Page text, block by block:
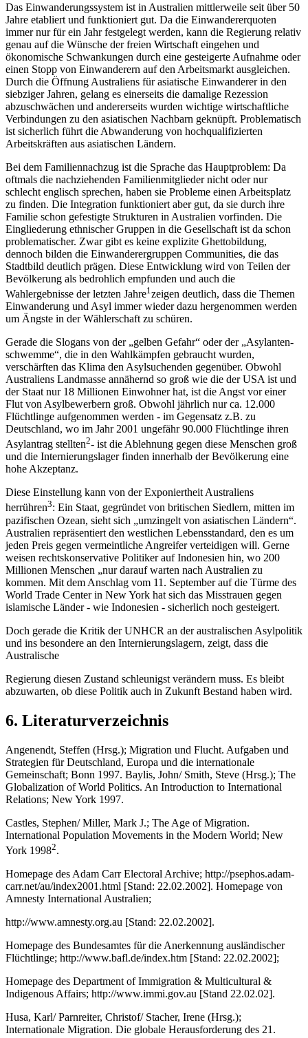
Das Einwanderungssystem ist in Australien mittlerweile seit über 50
Jahre etabliert und funktioniert gut. Da die Einwandererquoten
immer nur für ein Jahr festgelegt werden, kann die Regierung relativ
genau auf die Wünsche der freien Wirtschaft eingehen und
ökonomische Schwankungen durch eine gesteigerte Aufnahme oder
einen Stopp von Einwanderern auf den Arbeitsmarkt ausgleichen.
Durch die Öffnung Australiens für asiatische Einwanderer in den
siebziger Jahren, gelang es einerseits die damalige Rezession
abzuschwächen und andererseits wurden wichtige wirtschaftliche
Verbindungen zu den asiatischen Nachbarn geknüpft. Problematisch
ist sicherlich führt die Abwanderung von hochqualifizierten
Arbeitskräften aus asiatischen Ländern.
Bei dem Familiennachzug ist die Sprache das Hauptproblem: Da
oftmals die nachziehenden Familienmitglieder nicht oder nur
schlecht englisch sprechen, haben sie Probleme einen Arbeitsplatz
zu finden. Die Integration funktioniert aber gut, da sie durch ihre
Familie schon gefestigte Strukturen in Australien vorfinden. Die
Eingliederung ethnischer Gruppen in die Gesellschaft ist da schon
problematischer. Zwar gibt es keine explizite Ghettobildung,
dennoch bilden die Einwanderergruppen Communities, die das
Stadtbild deutlich prägen. Diese Entwicklung wird von Teilen der
Bevölkerung als bedrohlich empfunden und auch die
Wahlergebnisse der letzten Jahre1 zeigen deutlich, dass die Themen
Einwanderung und Asyl immer wieder dazu hergenommen werden
um Ängste in der Wählerschaft zu schüren.
Gerade die Slogans von der „gelben Gefahr“ oder der „Asylanten-
schwemme“, die in den Wahlkämpfen gebraucht wurden,
verschärften das Klima den Asylsuchenden gegenüber. Obwohl
Australiens Landmasse annähernd so groß wie die der USA ist und
der Staat nur 18 Millionen Einwohner hat, ist die Angst vor einer
Flut von Asylbewerbern groß. Obwohl jährlich nur ca. 12.000
Flüchtlinge aufgenommen werden - im Gegensatz z.B. zu
Deutschland, wo im Jahr 2001 ungefähr 90.000 Flüchtlinge ihren
Asylantrag stellten2- ist die Ablehnung gegen diese Menschen groß
und die Internierungslager finden innerhalb der Bevölkerung eine
hohe Akzeptanz.
Diese Einstellung kann von der Exponiertheit Australiens
herrühren3: Ein Staat, gegründet von britischen Siedlern, mitten im
pazifischen Ozean, sieht sich „umzingelt von asiatischen Ländern“.
Australien repräsentiert den westlichen Lebensstandard, den es um
jeden Preis gegen vermeintliche Angreifer verteidigen will. Gerne
weisen rechtskonservative Politiker auf Indonesien hin, wo 200
Millionen Menschen „nur darauf warten nach Australien zu
kommen. Mit dem Anschlag vom 11. September auf die Türme des
World Trade Center in New York hat sich das Misstrauen gegen
islamische Länder - wie Indonesien - sicherlich noch gesteigert.
Doch gerade die Kritik der UNHCR an der australischen Asylpolitik
und ins besondere an den Internierungslagern, zeigt, dass die
Australische
Regierung diesen Zustand schleunigst verändern muss. Es bleibt
abzuwarten, ob diese Politik auch in Zukunft Bestand haben wird.
6. Literaturverzeichnis
Angenendt, Steffen (Hrsg.); Migration und Flucht. Aufgaben und
Strategien für Deutschland, Europa und die internationale
Gemeinschaft; Bonn 1997. Baylis, John/ Smith, Steve (Hrsg.); The
Globalization of World Politics. An Introduction to International
Relations; New York 1997.
Castles, Stephen/ Miller, Mark J.; The Age of Migration.
International Population Movements in the Modern World; New
York 19982.
Homepage des Adam Carr Electoral Archive; http://psephos.adam-
carr.net/au/index2001.html [Stand: 22.02.2002]. Homepage von
Amnesty International Australien;
http://www.amnesty.org.au [Stand: 22.02.2002].
Homepage des Bundesamtes für die Anerkennung ausländischer
Flüchtlinge; http://www.bafl.de/index.htm [Stand: 22.02.2002];
Homepage des Department of Immigration & Multicultural &
Indigenous Affairs; http://www.immi.gov.au [Stand 22.02.02].
Husa, Karl/ Parnreiter, Christof/ Stacher, Irene (Hrsg.);
Internationale Migration. Die globale Herausforderung des 21.